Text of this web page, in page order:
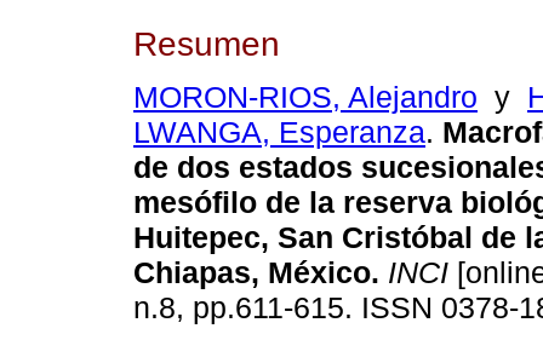
Resumen
MORON-RIOS, Alejandro y
LWANGA, Esperanza.
de dos estados
mesófilo de la reserva
Huitepec, San Cristóbal de
Chiapas, México. INCI
n.8, pp.611-615. ISSN 0378-